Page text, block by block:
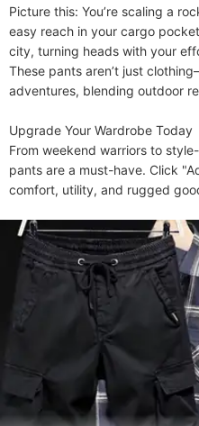
Picture this: You’re scaling a
easy reach in your cargo
city, turning heads with your
These pants aren’t just
adventures, blending outdoor
​​Upgrade Your Wardrobe Today​​
From weekend warriors to
pants are a must-have. Click
comfort, utility, and rugged